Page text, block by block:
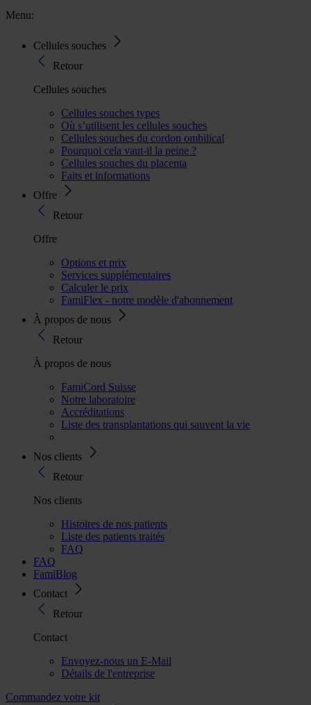
Menu:
Cellules souches
Retour
Cellules souches
Cellules souches types
Où s’utilisent les cellules souches
Cellules souches du cordon ombilical
Pourquoi cela vaut-il la peine ?
Cellules souches du placenta
Faits et informations
Offre
Retour
Offre
Options et prix
Services supplémentaires
Calculer le prix
FamiFlex - notre modèle d'abonnement
À propos de nous
Retour
À propos de nous
FamiCord Suisse
Notre laboratoire
Accréditations
Liste des transplantations qui sauvent la vie
Nos clients
Retour
Nos clients
Histoires de nos patients
Liste des patients traités
FAQ
FAQ
FamiBlog
Contact
Retour
Contact
Envoyez-nous un E-Mail
Détails de l'entreprise
Commandez votre kit